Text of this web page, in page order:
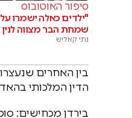
סיפור האוטובוס
"ילדים כאלה ישמרו
שמחת הבר מצווה לנין
נתי קאליש
בין האחרים
הדין המלכותי
בירדן מכחישים: